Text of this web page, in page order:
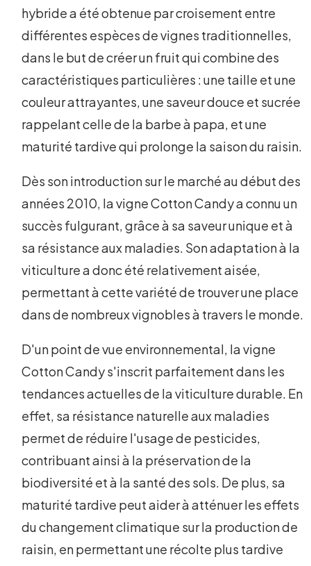
hybride a été obtenue par croisement entre
différentes espèces de vignes traditionnelles,
dans le but de créer un fruit qui combine des
caractéristiques particulières : une taille et une
couleur attrayantes, une saveur douce et sucrée
rappelant celle de la barbe à papa, et une
maturité tardive qui prolonge la saison du raisin.
Dès son introduction sur le marché au début des
années 2010, la vigne Cotton Candy a connu un
succès fulgurant, grâce à sa saveur unique et à
sa résistance aux maladies. Son adaptation à la
viticulture a donc été relativement aisée,
permettant à cette variété de trouver une place
dans de nombreux vignobles à travers le monde.
D'un point de vue environnemental, la vigne
Cotton Candy s'inscrit parfaitement dans les
tendances actuelles de la viticulture durable. En
effet, sa résistance naturelle aux maladies
permet de réduire l'usage de pesticides,
contribuant ainsi à la préservation de la
biodiversité et à la santé des sols. De plus, sa
maturité tardive peut aider à atténuer les effets
du changement climatique sur la production de
raisin, en permettant une récolte plus tardive